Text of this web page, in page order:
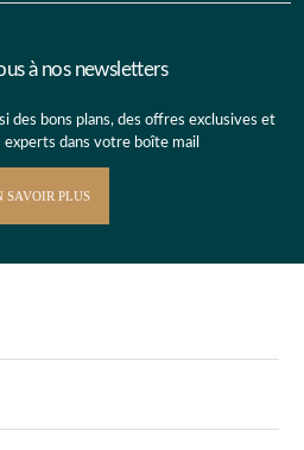
à nos newsletters
des bons plans, des offres exclusives et
experts dans votre boîte mail
SAVOIR PLUS